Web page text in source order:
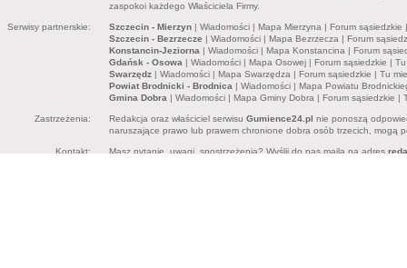
zaspokoi każdego Właściciela Firmy.
Serwisy partnerskie: Szczecin - Mierzyn | Wiadomości | Mapa Mierzyna | Forum sąsiedzkie
Szczecin - Bezrzecze | Wiadomości | Mapa Bezrzecza | Forum
Konstancin-Jeziorna | Wiadomości | Mapa Konstancina | Forum
Gdańsk - Osowa | Wiadomości | Mapa Osowej | Forum sąsiedzkie |
Swarzędz | Wiadomości | Mapa Swarzędza | Forum sąsiedzkie | Tu
Powiat Brodnicki - Brodnica | Wiadomości | Mapa Powiatu
Gmina Dobra | Wiadomości | Mapa Gminy Dobra | Forum sąsiedzkie |
Zastrzeżenia: Redakcja oraz właściciel serwisu Gumience24.pl nie ponoszą
naruszające prawo lub prawem chronione dobra osób trzecich, mogą
Kontakt: Masz pytanie, uwagi, spostrzeżenia? Wyślij do nas maila na adres